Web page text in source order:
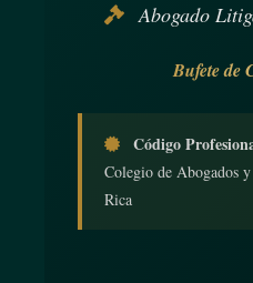
Abogado
Bufete de
Código
Colegio de Abogados
Rica